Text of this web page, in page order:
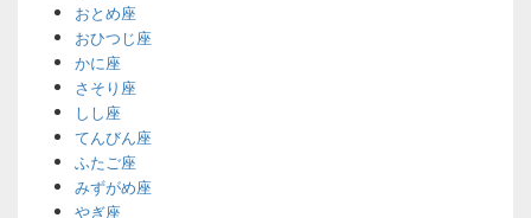
おとめ座
おひつじ座
かに座
さそり座
しし座
てんびん座
ふたご座
みずがめ座
やぎ座